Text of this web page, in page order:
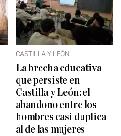
CASTILLA Y LEÓN
La brecha educativa
que persiste en
Castilla y León: el
abandono entre los
hombres casi duplica
al de las mujeres